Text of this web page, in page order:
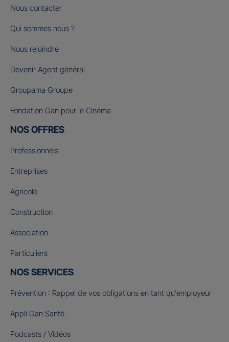
Nous contacter
Qui sommes nous ?
Nous rejoindre
Devenir Agent général
Groupama Groupe
Fondation Gan pour le Cinéma
NOS OFFRES
Professionnels
Entreprises
Agricole
Construction
Association
Particuliers
NOS SERVICES
Prévention : Rappel de vos obligations en tant qu’employeur
Appli Gan Santé
Podcasts / Vidéos